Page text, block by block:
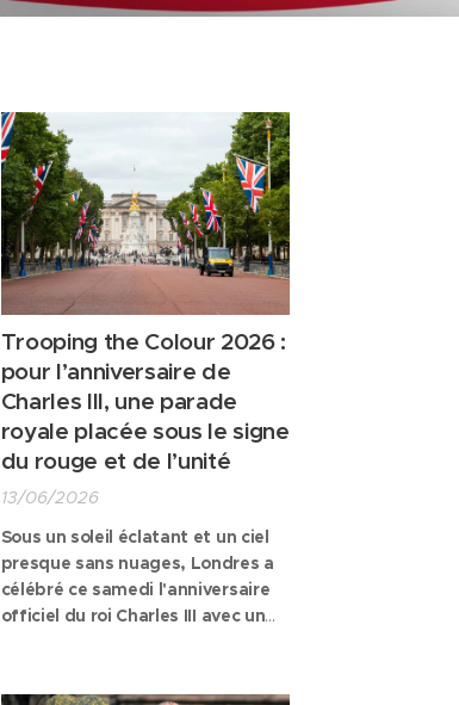
Trooping the Colour 2026 :
pour l’anniversaire de
Charles III, une parade
royale placée sous le signe
du rouge et de l’unité
13/06/2026
Sous un soleil éclatant et un ciel
presque sans nuages, Londres a
célébré ce samedi l'anniversaire
officiel du roi Charles III avec un
uniformes écarlates des gardes,